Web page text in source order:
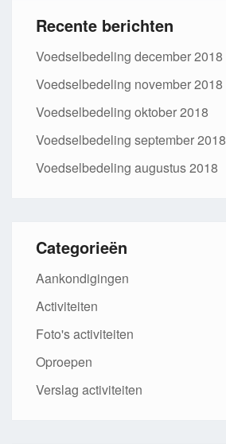
Recente berichten
Voedselbedeling december 2018
Voedselbedeling november 2018
Voedselbedeling oktober 2018
Voedselbedeling september 2018
Voedselbedeling augustus 2018
Categorieën
Aankondigingen
Activiteiten
Foto's activiteiten
Oproepen
Verslag activiteiten